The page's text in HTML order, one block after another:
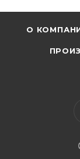
О